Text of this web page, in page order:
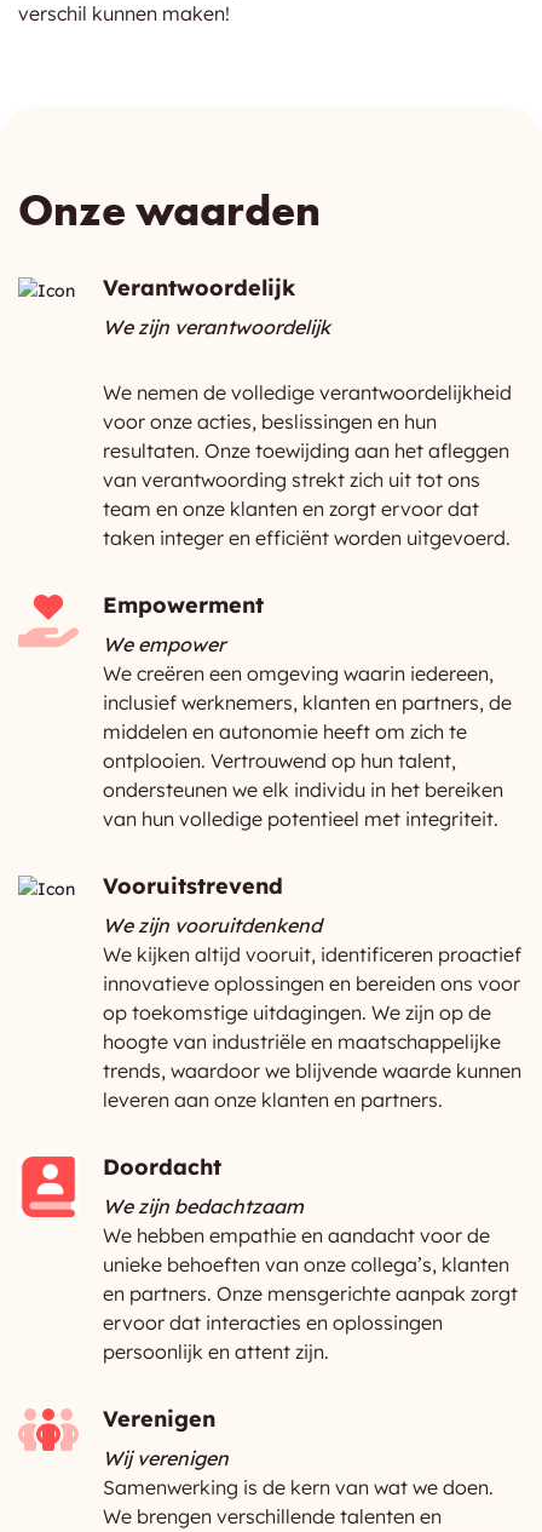
verschil kunnen maken!
Onze waarden
Verantwoordelijk
We zijn verantwoordelijk
We nemen de volledige verantwoordelijkheid
voor onze acties, beslissingen en hun
resultaten. Onze toewijding aan het afleggen
van verantwoording strekt zich uit tot ons
team en onze klanten en zorgt ervoor dat
taken integer en efficiënt worden uitgevoerd.
Empowerment
We empower
We creëren een omgeving waarin iedereen,
inclusief werknemers, klanten en partners, de
middelen en autonomie heeft om zich te
ontplooien. Vertrouwend op hun talent,
ondersteunen we elk individu in het bereiken
van hun volledige potentieel met integriteit.
Vooruitstrevend
We zijn vooruitdenkend
We kijken altijd vooruit, identificeren proactief
innovatieve oplossingen en bereiden ons voor
op toekomstige uitdagingen. We zijn op de
hoogte van industriële en maatschappelijke
trends, waardoor we blijvende waarde kunnen
leveren aan onze klanten en partners.
Doordacht
We zijn bedachtzaam
We hebben empathie en aandacht voor de
unieke behoeften van onze collega’s, klanten
en partners. Onze mensgerichte aanpak zorgt
ervoor dat interacties en oplossingen
persoonlijk en attent zijn.
Verenigen
Wij verenigen
Samenwerking is de kern van wat we doen.
We brengen verschillende talenten en